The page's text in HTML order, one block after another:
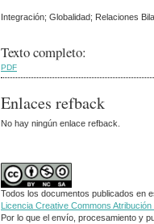
Integración; Globalidad; Relaciones
Texto completo:
PDF
Enlaces refback
No hay ningún enlace refback.
Todos los documentos publicados en
Licencia Creative Commons
Por lo que el envío, procesamiento y